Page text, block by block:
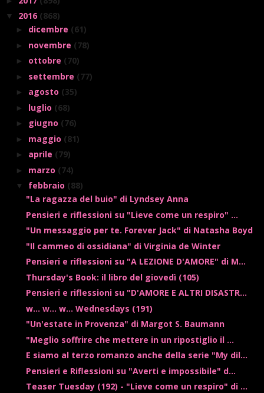
▼ 2016 (868)
► dicembre (61)
► novembre (78)
► ottobre (70)
► settembre (77)
► agosto (35)
► luglio (68)
► giugno (76)
► maggio (81)
► aprile (79)
► marzo (74)
▼ febbraio (88)
"La ragazza del buio" di Lyndsey Anna
Pensieri e riflessioni su "Lieve come un respiro" ...
"Un messaggio per te. Forever Jack" di Natasha Boyd
"Il cammeo di ossidiana" di Virginia de Winter
Pensieri e riflessioni su "A LEZIONE D'AMORE" di M...
Thursday's Book: il libro del giovedì (105)
Pensieri e riflessioni su "D'AMORE E ALTRI DISASTR...
w... w... w... Wednesdays (191)
"Un'estate in Provenza" di Margot S. Baumann
"Meglio soffrire che mettere in un ripostiglio il ...
E siamo al terzo romanzo anche della serie "My dil...
Pensieri e Riflessioni su "Averti e impossibile" d...
Teaser Tuesday (192) - "Lieve come un respiro" di ...